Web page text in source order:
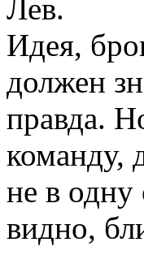
Лев.
Идея,
должен
правда.
команду,
не в одну
видно,